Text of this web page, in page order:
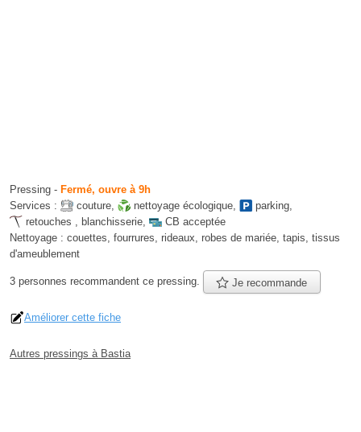
Pressing - Fermé, ouvre à 9h
Services :
couture, nettoyage écologique, parking,
retouches , blanchisserie,
CB acceptée
Nettoyage : couettes, fourrures, rideaux, robes de mariée, tapis, tissus
d'ameublement
3 personnes recommandent ce pressing. Je recommande
Améliorer cette fiche
Autres pressings à Bastia